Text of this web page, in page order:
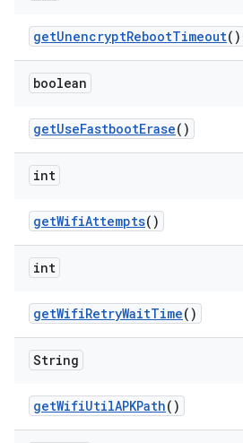
getUnencryptRebootTimeout()
boolean
getUseFastbootErase()
int
getWifiAttempts()
int
getWifiRetryWaitTime()
String
getWifiUtilAPKPath()